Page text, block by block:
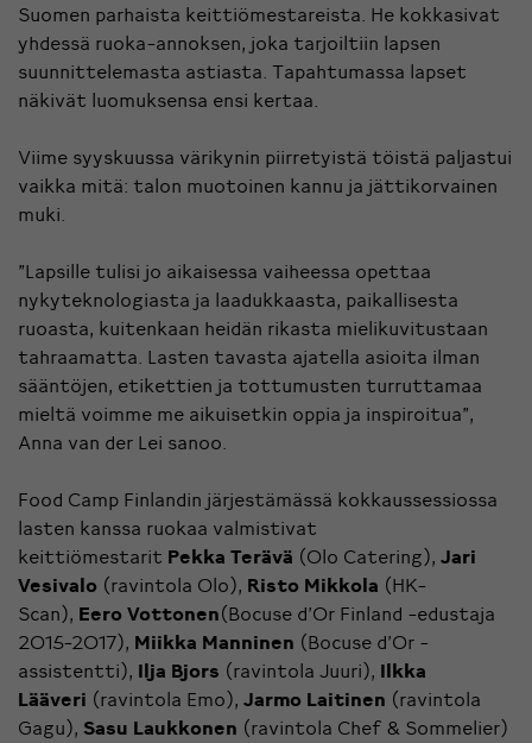
Suomen parhaista keittiömestareista. He kokkasivat
yhdessä ruoka-annoksen, joka tarjoiltiin lapsen
suunnittelemasta astiasta. Tapahtumassa lapset
näkivät luomuksensa ensi kertaa.
Viime syyskuussa värikynin piirretyistä töistä paljastui
vaikka mitä: talon muotoinen kannu ja jättikorvainen
muki.
”Lapsille tulisi jo aikaisessa vaiheessa opettaa
nykyteknologiasta ja laadukkaasta, paikallisesta
ruoasta, kuitenkaan heidän rikasta mielikuvitustaan
tahraamatta. Lasten tavasta ajatella asioita ilman
sääntöjen, etikettien ja tottumusten turruttamaa
mieltä voimme me aikuisetkin oppia ja inspiroitua”,
Anna van der Lei sanoo.
Food Camp Finlandin järjestämässä kokkaussessiossa
lasten kanssa ruokaa valmistivat
keittiömestarit Pekka Terävä (Olo Catering), Jari
Vesivalo (ravintola Olo), Risto Mikkola (HK-
Scan), Eero Vottonen(Bocuse d’Or Finland -edustaja
2015-2017), Miikka Manninen (Bocuse d’Or -
assistentti), Ilja Bjors (ravintola Juuri), Ilkka
Lääveri (ravintola Emo), Jarmo Laitinen (ravintola
Gagu), Sasu Laukkonen (ravintola Chef & Sommelier)